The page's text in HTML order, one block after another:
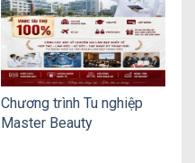
Chương trình Tu nghiệp
Master Beauty